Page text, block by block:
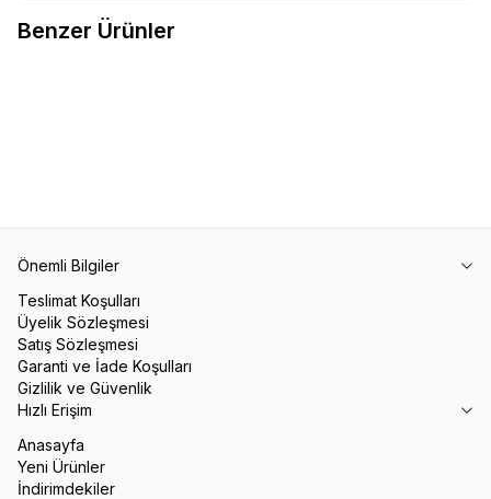
Benzer Ürünler
Önemli Bilgiler
Teslimat Koşulları
Üyelik Sözleşmesi
Satış Sözleşmesi
Garanti ve İade Koşulları
Gizlilik ve Güvenlik
Hızlı Erişim
Anasayfa
Yeni Ürünler
İndirimdekiler